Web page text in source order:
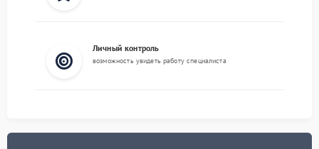
Личный контроль
возможность увидеть работу специалиста